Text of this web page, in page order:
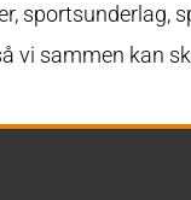
sportsunderlag,
vi sammen kan